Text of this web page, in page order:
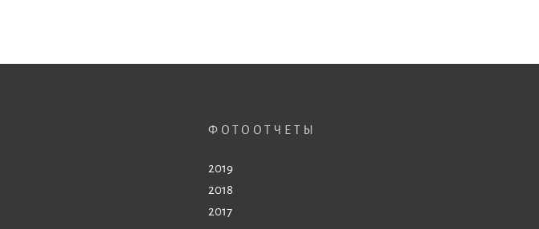
ФОТООТЧЕТЫ
2019
2018
2017